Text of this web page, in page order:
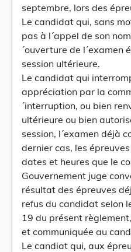
septembre, lors des
Le candidat qui, sans
pas à l´appel de son
´ouverture de l´examen
session ultérieure.
Le candidat qui
appréciation par la
´interruption, ou bien
ultérieure ou bien
session, l´examen déjà
dernier cas, les
dates et heures que le
Gouvernement juge
résultat des épreuves
refus du candidat selon
19 du présent
et communiquée au
Le candiat qui, aux